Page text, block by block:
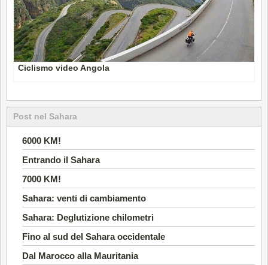
Ciclismo video Angola
Post nel Sahara
6000 KM!
Entrando il Sahara
7000 KM!
Sahara: venti di cambiamento
Sahara: Deglutizione chilometri
Fino al sud del Sahara occidentale
Dal Marocco alla Mauritania